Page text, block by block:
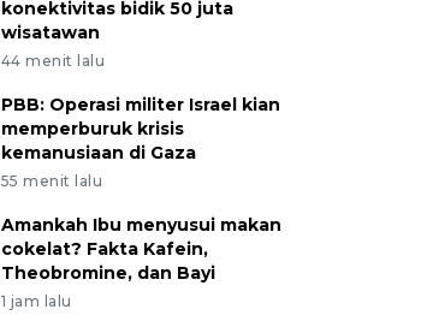
konektivitas bidik 50 juta
wisatawan
44 menit lalu
PBB: Operasi militer Israel kian
memperburuk krisis
kemanusiaan di Gaza
55 menit lalu
Amankah Ibu menyusui makan
cokelat? Fakta Kafein,
Theobromine, dan Bayi
1 jam lalu